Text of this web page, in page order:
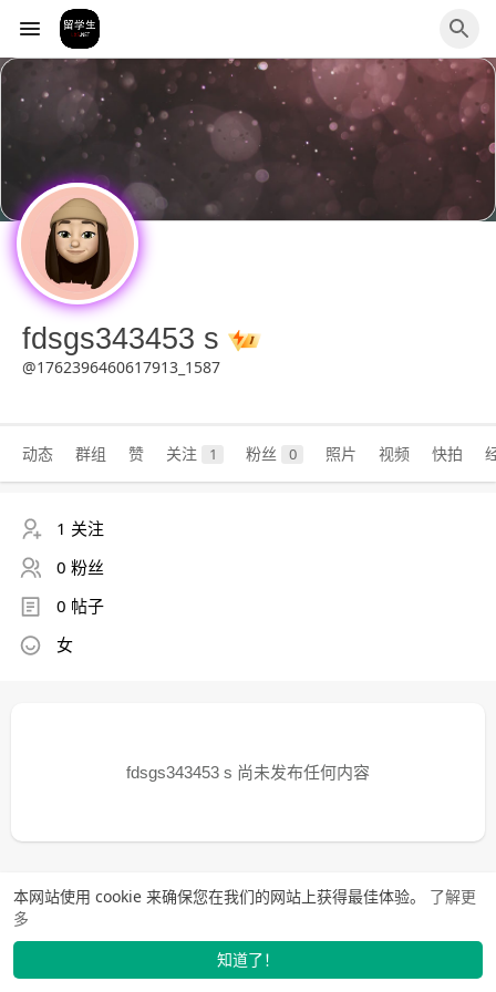
本网站使用 cookie 来确保您在我们的网站上获得最佳体验。 了解更
多
知道了！
fdsgs343453 s
@1762396460617913_1587
动态 群组 赞 关注 1 粉丝 0 照片 视频 快拍
1 关注
0 粉丝
0 帖子
女
fdsgs343453 s 尚未发布任何内容
发布